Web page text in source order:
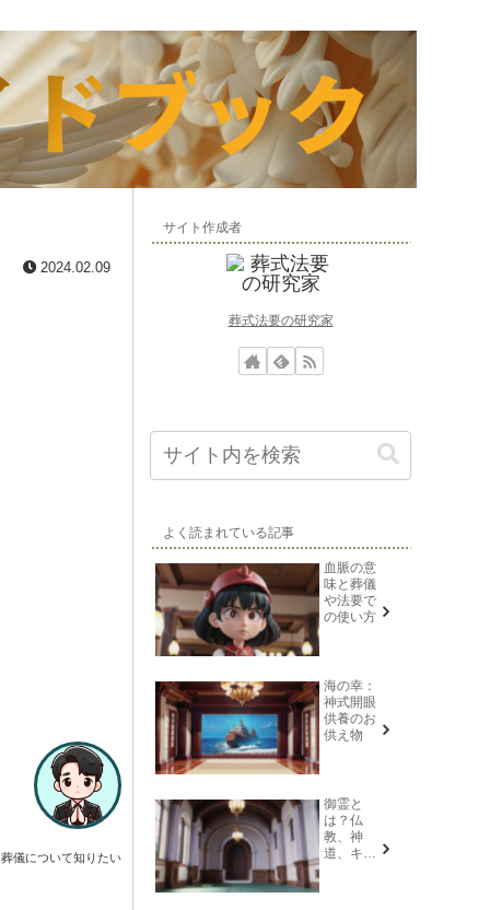
2024.02.09
葬儀について知りたい
サイト作成者
葬式法要の研究家
よく読まれている記事
血脈の意
味と葬儀
や法要で
の使い方
海の幸：
神式開眼
供養のお
供え物
御霊と
は？仏
教、神
道、キリ